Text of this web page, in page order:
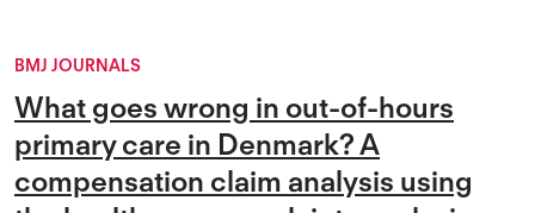
BMJ JOURNALS
What goes wrong in out-of-hours
primary care in Denmark? A
compensation claim analysis using